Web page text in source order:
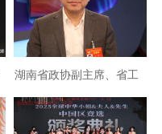
湖南省政协副主席、省工
商联主席张健建议:着力培